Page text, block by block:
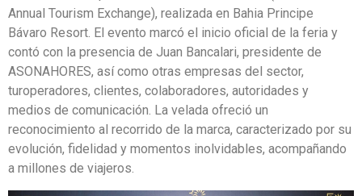
Annual Tourism Exchange), realizada en Bahia Principe
Bávaro Resort. El evento marcó el inicio oficial de la feria y
contó con la presencia de Juan Bancalari, presidente de
ASONAHORES, así como otras empresas del sector,
turoperadores, clientes, colaboradores, autoridades y
medios de comunicación. La velada ofreció un
reconocimiento al recorrido de la marca, caracterizado por su
evolución, fidelidad y momentos inolvidables, acompañando
a millones de viajeros.